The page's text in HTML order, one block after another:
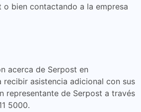
bien contactando a la empresa
acerca de Serpost en
recibir asistencia adicional con sus
representante de Serpost a través
5000.